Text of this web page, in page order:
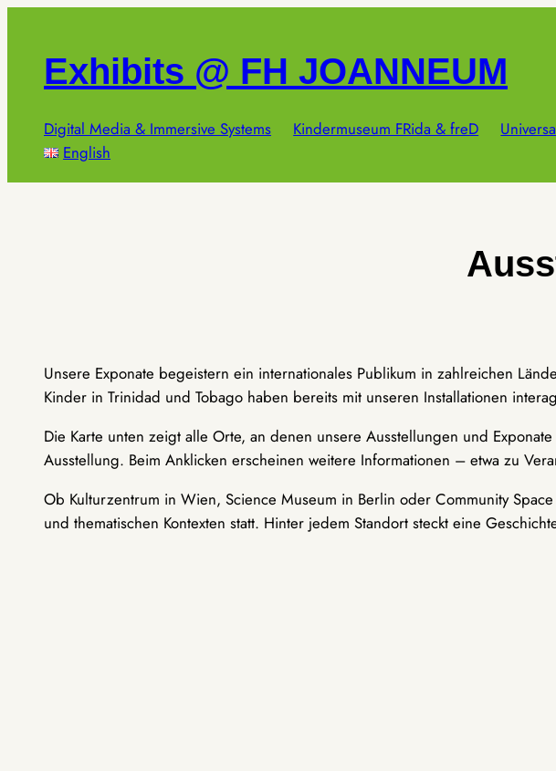
springenExhibits @ FH JOANNEUM
Digital Media & Immersive Systems Kindermuseum FRida & freD
English
Unsere Exponate begeistern ein internationales Publikum in zahlreichen
Kinder in Trinidad und Tobago haben bereits mit unseren Installationen
Die Karte unten zeigt alle Orte, an denen unsere Ausstellungen und
Ausstellung. Beim Anklicken erscheinen weitere Informationen – etwa zu
Ob Kulturzentrum in Wien, Science Museum in Berlin oder Community
und thematischen Kontexten statt. Hinter jedem Standort steckt eine